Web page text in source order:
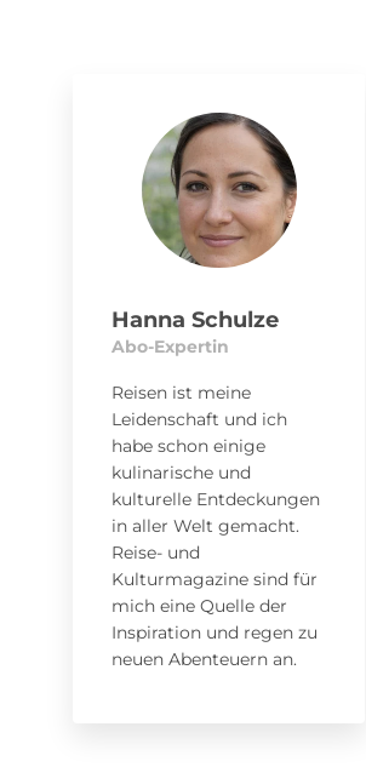
Hanna Schulze
Abo-Expertin
Reisen ist meine
Leidenschaft und ich
habe schon einige
kulinarische und
kulturelle Entdeckungen
in aller Welt gemacht.
Reise- und
Kulturmagazine sind für
mich eine Quelle der
Inspiration und regen zu
neuen Abenteuern an.